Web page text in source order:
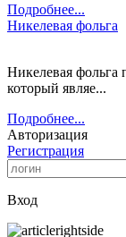
Подробнее...
Никелевая фольга
Никелевая фольга
который являе...
Подробнее...
Авторизация
Регистрация
Вход